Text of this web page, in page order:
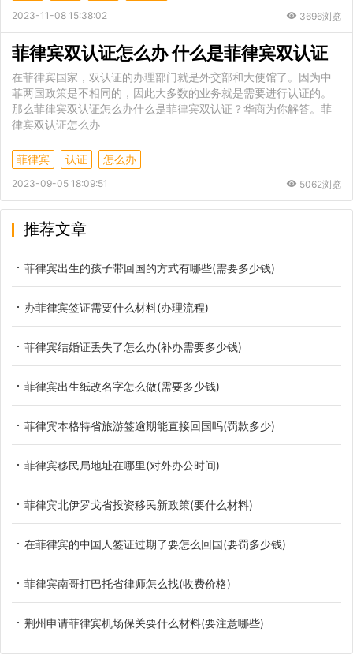
2023-11-08 15:38:02 3696浏览
菲律宾双认证怎么办 什么是菲律宾双认证
在菲律宾国家，双认证的办理部门就是外交部和大使馆了。因为中
菲两国政策是不相同的，因此大多数的业务就是需要进行认证的。
那么菲律宾双认证怎么办什么是菲律宾双认证？华商为你解答。菲
律宾双认证怎么办
菲律宾 认证 怎么办
2023-09-05 18:09:51 5062浏览
推荐文章
菲律宾出生的孩子带回国的方式有哪些(需要多少钱)
办菲律宾签证需要什么材料(办理流程)
菲律宾结婚证丢失了怎么办(补办需要多少钱)
菲律宾出生纸改名字怎么做(需要多少钱)
菲律宾本格特省旅游签逾期能直接回国吗(罚款多少)
菲律宾移民局地址在哪里(对外办公时间)
菲律宾北伊罗戈省投资移民新政策(要什么材料)
在菲律宾的中国人签证过期了要怎么回国(要罚多少钱)
菲律宾南哥打巴托省律师怎么找(收费价格)
荆州申请菲律宾机场保关要什么材料(要注意哪些)